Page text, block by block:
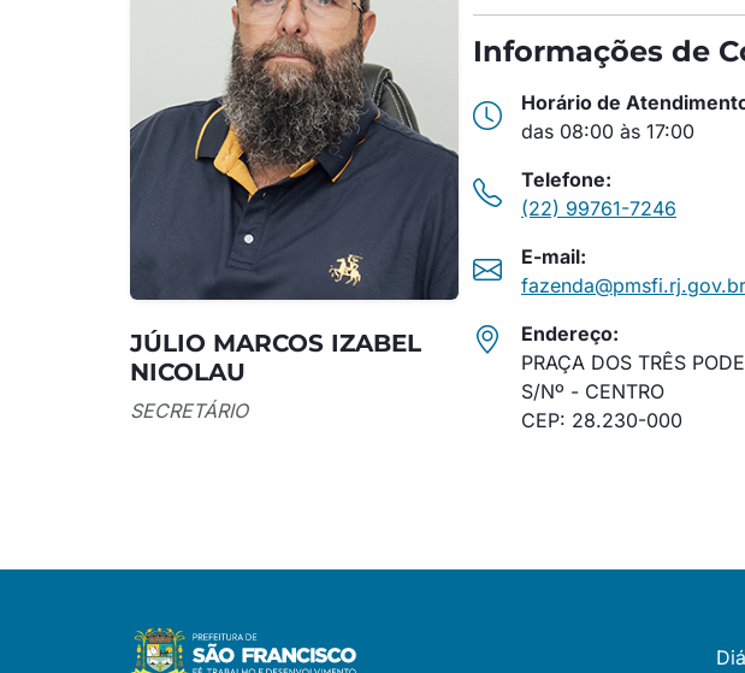
JÚLIO MARCOS IZABEL
NICOLAU
SECRETÁRIO
Informações de
Horário de
das 08:00 às 17:00
Telefone:
(22) 99761-7246
E-mail:
fazenda@pmsfi.rj.gov.br
Endereço:
PRAÇA DOS TRÊS
S/Nº - CENTRO
CEP: 28.230-000